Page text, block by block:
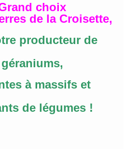
choix
de la Croisette,
producteur de
à massifs et
de légumes !